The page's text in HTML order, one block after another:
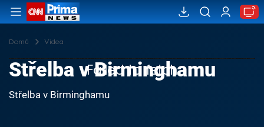
Domů Videa
Failed to fetch
Střelba v Birminghamu
Střelba v Birminghamu